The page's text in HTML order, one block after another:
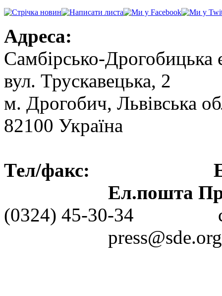
Адреса:
Самбірсько-Дрогобицька
вул. Трускавецька, 2
м. Дрогобич, Львівська
82100 Україна
Тел/факс:
Ел.пошта
(0324) 45-30-